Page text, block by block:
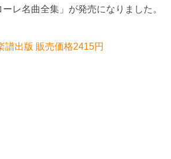
レ名曲全集」が発売になりました。
譜出版 販売価格2415円